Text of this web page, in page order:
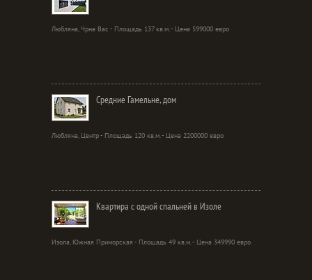
Любляна, Чрна Вас - Площадь 137 кв.м. - Цена 599000 евро
Средние Гамельне, дом
Любляна, Центр - Площадь 120 кв.м. - Цена 2200000 евро
Квартира с одной спальней в Изоле
Изола, Южная Приморская - Площадь 49 кв.м. - Цена 349990 евро